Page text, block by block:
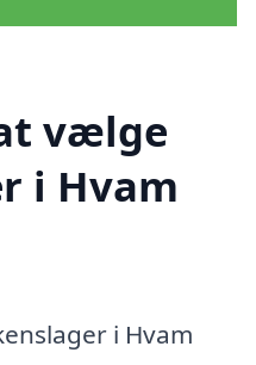
vælge
i Hvam
i Hvam